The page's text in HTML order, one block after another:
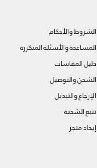
الشروط والأحكام
المساعدة والأسئلة المتكررة
دليل المقاسات
الشحن والتوصيل
الإرجاع والتبديل
تتبع الشحنة
إيجاد متجر